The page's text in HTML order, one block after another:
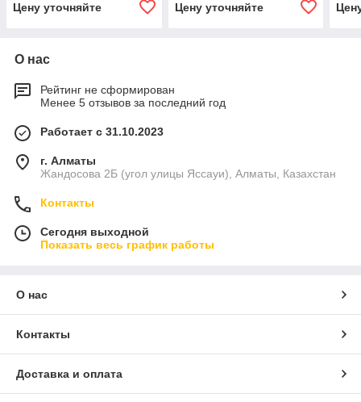
Цену уточняйте Цену уточняйте
О нас
Рейтинг не сформирован
Менее 5 отзывов за последний год
Работает с 31.10.2023
г. Алматы
Жандосова 2Б (угол улицы Яссауи), Алматы, Казахстан
Контакты
Сегодня выходной
Показать весь график работы
О нас
Контакты
Доставка и оплата